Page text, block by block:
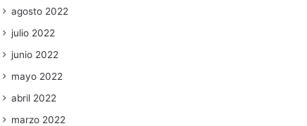
agosto 2022
julio 2022
junio 2022
mayo 2022
abril 2022
marzo 2022